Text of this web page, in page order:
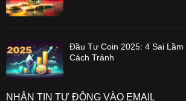
Đầu Tư Coin 2025: 4 Sai
Cách Tránh
NHẬN TIN TỰ ĐỘNG VÀO EMAIL